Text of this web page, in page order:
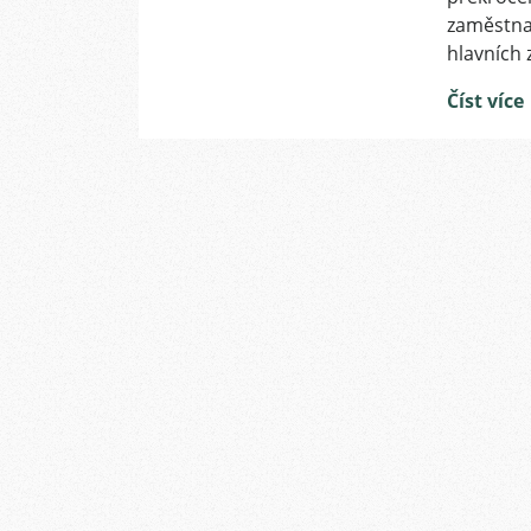
hlavních
Číst více